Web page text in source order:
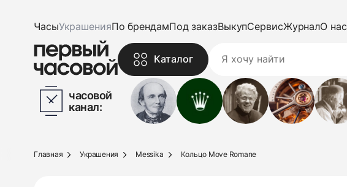
ЧасыУкрашенияПо брендамПод заказВыкупСервисЖурналО нас
Каталог
часовой
канал:
Главная Украшения Messika Кольцо Move Romane